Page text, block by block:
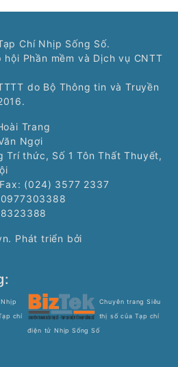
Chí Nhịp Sống Số.
Phần mềm và Dịch vụ CNTT
do Bộ Thông tin và Truyền
Trang
Ngợi
Trí thức, Số 1 Tôn Thất Thuyết,
(024) 3577 2337
Phát triển bởi
chí
Chuyên trang Siêu
thị số của Tạp chí
điện tử Nhịp Sống Số